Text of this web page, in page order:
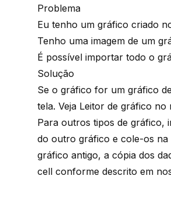
Problema
Eu tenho um gráfico criado
Tenho uma imagem de um
É possível importar todo o
Solução
Se o gráfico for um gráfico
tela. Veja Leitor de gráfico no
Para outros tipos de gráfico,
do outro gráfico e cole-os na
gráfico antigo, a cópia dos
cell conforme descrito em